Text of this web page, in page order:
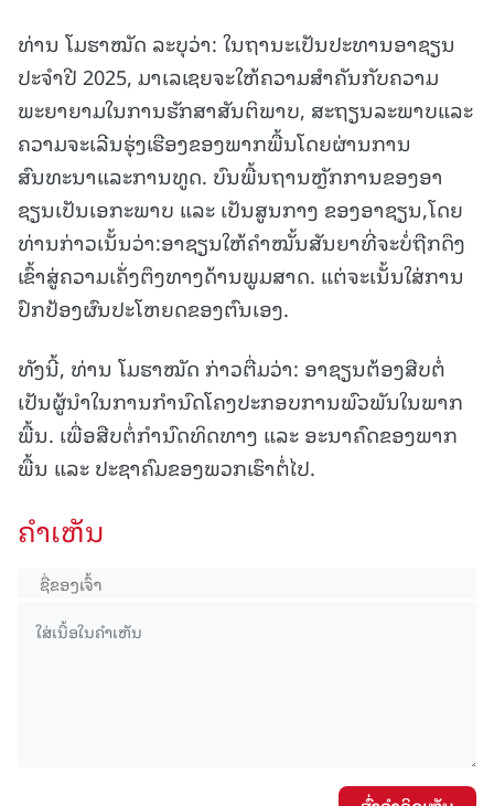
ທ່ານ ໂມຮາໝັດ ລະບຸວ່າ: ໃນຖານະເປັນປະທານອາຊຽນ
ປະຈຳປີ 2025, ມາເລເຊຍຈະໃຫ້ຄວາມສຳຄັນກັບຄວາມ
ພະຍາຍາມໃນການຮັກສາສັນຕິພາບ, ສະຖຽນລະພາບແລະ
ຄວາມຈະເລີນຮຸ່ງເຮືອງຂອງພາກພື້ນໂດຍຜ່ານການ
ສົນທະນາແລະການທູດ. ບົນພື້ນຖານຫຼັກການຂອງອາ
ຊຽນເປັນເອກະພາບ ແລະ ເປັນສູນກາງ ຂອງອາຊຽນ,ໂດຍ
ທ່ານກ່າວເນັ້ນວ່າ:ອາຊຽນໃຫ້ຄຳໝັ້ນສັນຍາທີ່ຈະບໍ່ຖືກດຶງ
ເຂົ້າສູ່ຄວາມເຄັ່ງຕຶງທາງດ້ານພູມສາດ. ແຕ່ຈະເນັ້ນໃສ່ການ
ປົກປ້ອງຜົນປະໂຫຍດຂອງຕົນເອງ.
ທັງນີ້, ທ່ານ ໂມຮາໝັດ ກ່າວຕື່ມວ່າ: ອາຊຽນຕ້ອງສືບຕໍ່
ເປັນຜູ້ນຳໃນການກຳນົດໂຄງປະກອບການພົວພັນໃນພາກ
ພື້ນ. ເພື່ອສືບຕໍ່ກຳນົດທິດທາງ ແລະ ອະນາຄົດຂອງພາກ
ພື້ນ ແລະ ປະຊາຄົມຂອງພວກເຮົາຕໍ່ໄປ.
ຄໍາເຫັນ